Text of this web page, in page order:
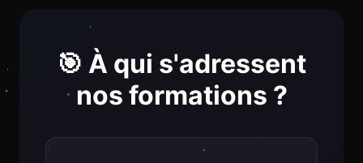
🎯 À qui s'adressent
nos formations ?